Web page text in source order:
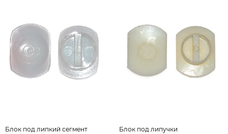
Блок под липкий сегмент
Блок под липучки